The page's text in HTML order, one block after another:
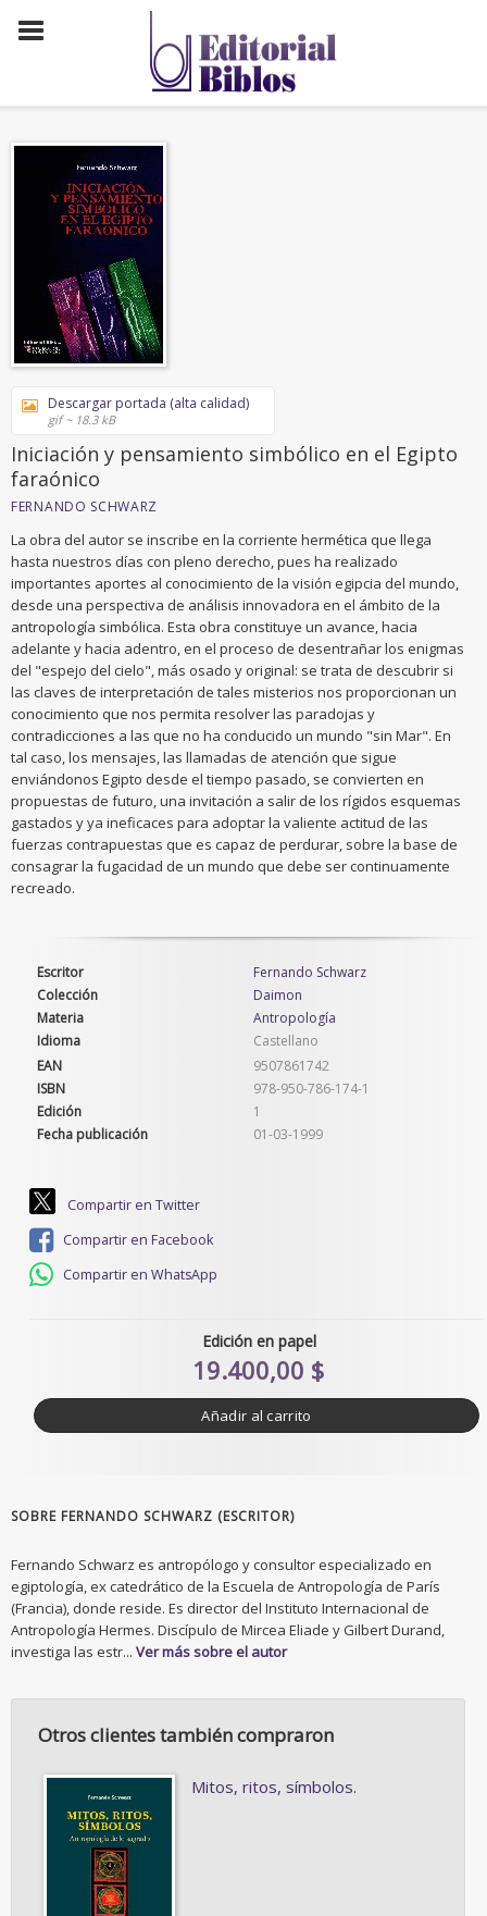
Descargar portada (alta calidad)
gif ~ 18.3 kB
Iniciación y pensamiento simbólico en el Egipto
faraónico
FERNANDO SCHWARZ
La obra del autor se inscribe en la corriente hermética que llega
hasta nuestros días con pleno derecho, pues ha realizado
importantes aportes al conocimiento de la visión egipcia del mundo,
desde una perspectiva de análisis innovadora en el ámbito de la
antropología simbólica. Esta obra constituye un avance, hacia
adelante y hacia adentro, en el proceso de desentrañar los enigmas
del "espejo del cielo", más osado y original: se trata de descubrir si
las claves de interpretación de tales misterios nos proporcionan un
conocimiento que nos permita resolver las paradojas y
contradicciones a las que no ha conducido un mundo "sin Mar". En
tal caso, los mensajes, las llamadas de atención que sigue
enviándonos Egipto desde el tiempo pasado, se convierten en
propuestas de futuro, una invitación a salir de los rígidos esquemas
gastados y ya ineficaces para adoptar la valiente actitud de las
fuerzas contrapuestas que es capaz de perdurar, sobre la base de
consagrar la fugacidad de un mundo que debe ser continuamente
recreado.
Escritor
Fernando Schwarz
Colección
Daimon
Materia
Antropología
Idioma
Castellano
EAN
9507861742
ISBN
978-950-786-174-1
Edición
1
Fecha publicación
01-03-1999
Compartir en Twitter
Compartir en Facebook
Compartir en WhatsApp
Edición en papel
19.400,00 $
Añadir al carrito
SOBRE FERNANDO SCHWARZ (ESCRITOR)
Fernando Schwarz es antropólogo y consultor especializado en
egiptología, ex catedrático de la Escuela de Antropología de París
(Francia), donde reside. Es director del Instituto Internacional de
Antropología Hermes. Discípulo de Mircea Eliade y Gilbert Durand,
investiga las estr... Ver más sobre el autor
Otros clientes también compraron
Mitos, ritos, símbolos.